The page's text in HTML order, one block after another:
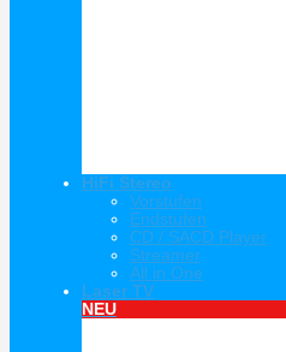
HiFi Stereo
Vorstufen
Endstufen
CD / SACD Player
Streamer
All in One
Laser TV
NEU